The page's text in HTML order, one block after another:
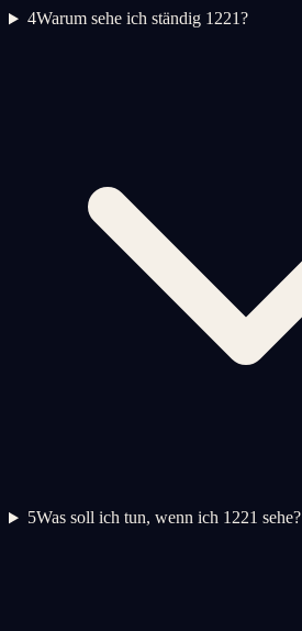
4Warum sehe ich ständig 1221?
5Was soll ich tun, wenn ich 1221 sehe?